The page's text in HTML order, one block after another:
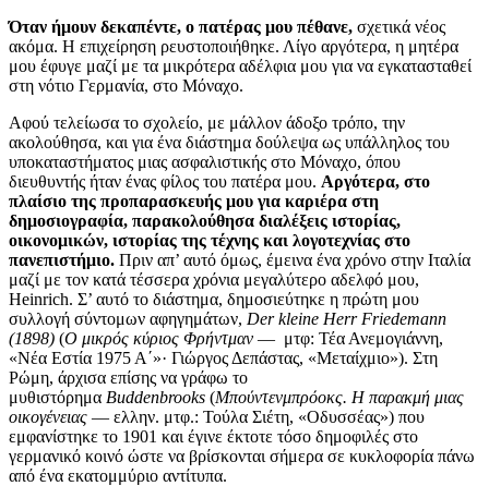
Όταν ήμουν δεκαπέντε, ο πατέρας μου πέθανε, σχετικά νέος
ακόμα. Η επιχείρηση ρευστοποιήθηκε. Λίγο αργότερα, η μητέρα
μου έφυγε μαζί με τα μικρότερα αδέλφια μου για να εγκατασταθεί
στη νότιο Γερμανία, στο Μόναχο.
Αφού τελείωσα το σχολείο, με μάλλον άδοξο τρόπο, την
ακολούθησα, και για ένα διάστημα δούλεψα ως υπάλληλος του
υποκαταστήματος μιας ασφαλιστικής στο Μόναχο, όπου
διευθυντής ήταν ένας φίλος του πατέρα μου. Αργότερα, στο
πλαίσιο της προπαρασκευής μου για καριέρα στη
δημοσιογραφία, παρακολούθησα διαλέξεις ιστορίας,
οικονομικών, ιστορίας της τέχνης και λογοτεχνίας στο
πανεπιστήμιο. Πριν απ’ αυτό όμως, έμεινα ένα χρόνο στην Ιταλία
μαζί με τον κατά τέσσερα χρόνια μεγαλύτερο αδελφό μου,
Heinrich. Σ’ αυτό το διάστημα, δημοσιεύτηκε η πρώτη μου
συλλογή σύντομων αφηγημάτων, Der kleine Herr Friedemann
(1898) (Ο μικρός κύριος Φρήντμαν ― μτφ: Τέα Ανεμογιάννη,
«Νέα Εστία 1975 Α΄»· Γιώργος Δεπάστας, «Μεταίχμιο»). Στη
Ρώμη, άρχισα επίσης να γράφω το
μυθιστόρημα Buddenbrooks (Μπούντενμπρόοκς. Η παρακμή μιας
οικογένειας ― ελλην. μτφ.: Τούλα Σιέτη, «Οδυσσέας») που
εμφανίστηκε το 1901 και έγινε έκτοτε τόσο δημοφιλές στο
γερμανικό κοινό ώστε να βρίσκονται σήμερα σε κυκλοφορία πάνω
από ένα εκατομμύριο αντίτυπα.